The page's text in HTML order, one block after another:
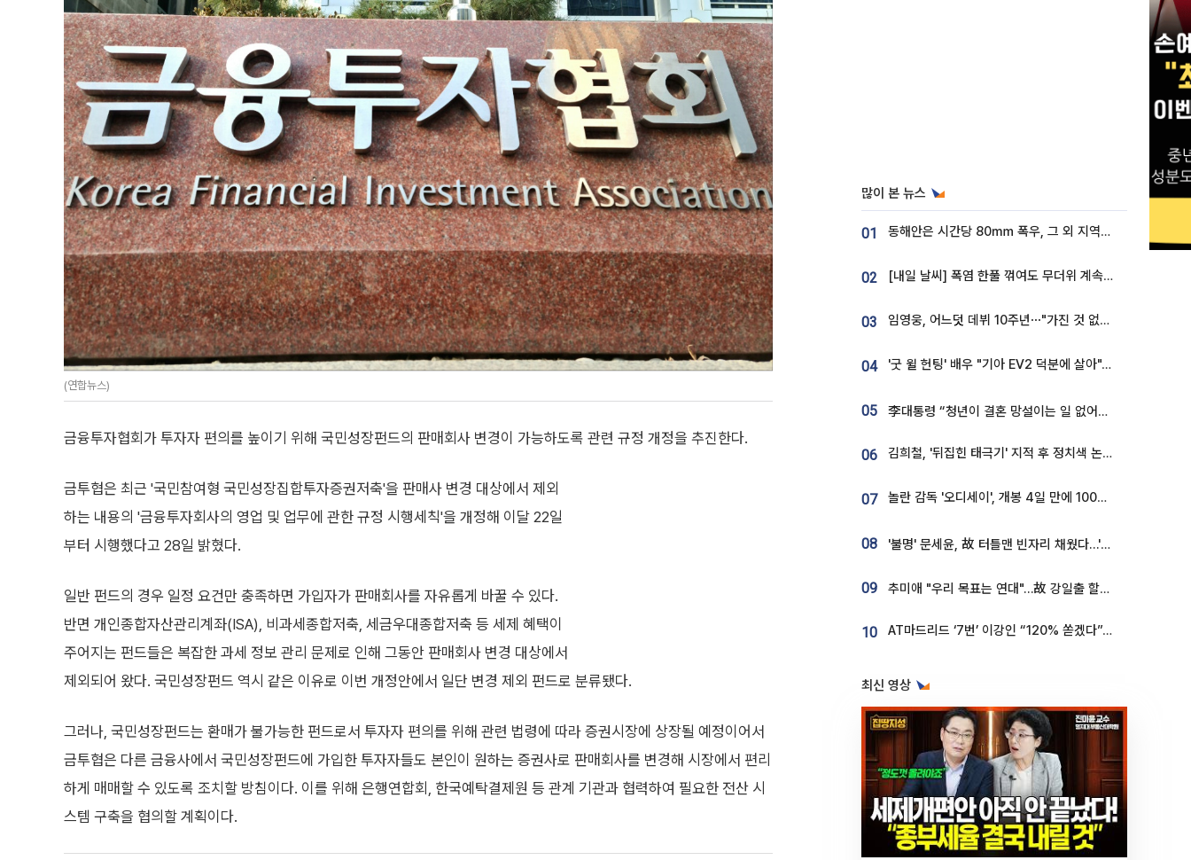
(연합뉴스)
금융투자협회가 투자자 편의를 높이기 위해 국민성장펀드의 판매회사 변경이 가능하도록 관련 규정 개정을 추진한다.
금투협은 최근 '국민참여형 국민성장집합투자증권저축'을 판매사 변경 대상에서 제외
하는 내용의 '금융투자회사의 영업 및 업무에 관한 규정 시행세칙'을 개정해 이달 22일
부터 시행했다고 28일 밝혔다.
일반 펀드의 경우 일정 요건만 충족하면 가입자가 판매회사를 자유롭게 바꿀 수 있다.
반면 개인종합자산관리계좌(ISA), 비과세종합저축, 세금우대종합저축 등 세제 혜택이
주어지는 펀드들은 복잡한 과세 정보 관리 문제로 인해 그동안 판매회사 변경 대상에서
제외되어 왔다. 국민성장펀드 역시 같은 이유로 이번 개정안에서 일단 변경 제외 펀드로 분류됐다.
그러나, 국민성장펀드는 환매가 불가능한 펀드로서 투자자 편의를 위해 관련 법령에 따라 증권시장에 상장될 예정이어서
금투협은 다른 금융사에서 국민성장펀드에 가입한 투자자들도 본인이 원하는 증권사로 판매회사를 변경해 시장에서 편리
하게 매매할 수 있도록 조치할 방침이다. 이를 위해 은행연합회, 한국예탁결제원 등 관계 기관과 협력하여 필요한 전산 시
스템 구축을 협의할 계획이다.
많이 본 뉴스
01 동해안은 시간당 80㎜ 폭우, 그 외 지역은 폭염…‘극과 극 날씨’
02 [내일 날씨] 폭염 한풀 꺾여도 무더위 계속⋯동해안 이틀 연속 비
03 임영웅, 어느덧 데뷔 10주년⋯"가진 것 없던 시절, 내 앞엔 20명의 팬뿐"
04 '굿 윌 헌팅' 배우 "기아 EV2 덕분에 살아"…교통사고 후 안전성 극찬
05 李대통령 “청년이 결혼 망설이는 일 없어야...제도상 불이익 조사”
06 김희철, '뒤집힌 태극기' 지적 후 정치색 논란…"좌우 떠나 우리나라 국기"
07 놀란 감독 '오디세이', 개봉 4일 만에 100만 돌파⋯'왕사남' 보다 빠르다
08 '불명' 문세윤, 故 터틀맨 빈자리 채웠다…'거북이' 눈물의 최종 우승
09 추미애 "우리 목표는 연대"…故 강일출 할머니 흉상 제막
10 AT마드리드 ‘7번’ 이강인 “120% 쏟겠다”⋯시메오네 감독 “필요한 선수”
최신 영상